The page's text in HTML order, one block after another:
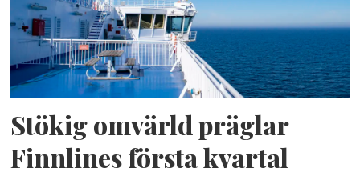
Stökig omvärld präglar
Finnlines första kvartal